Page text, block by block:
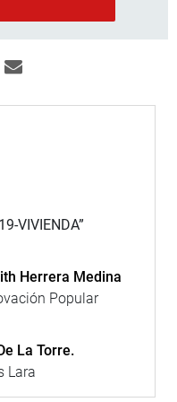
VIVIENDA”
Herrera Medina
Popular
La Torre.
Lara